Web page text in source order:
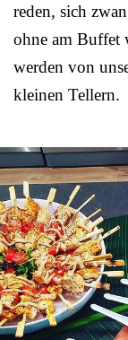
reden, sich
ohne am Buffet
werden von
kleinen Tellern.